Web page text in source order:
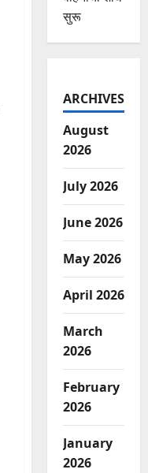
सुरू
ARCHIVES
August
2026
July 2026
June 2026
May 2026
April 2026
March
2026
February
2026
January
2026